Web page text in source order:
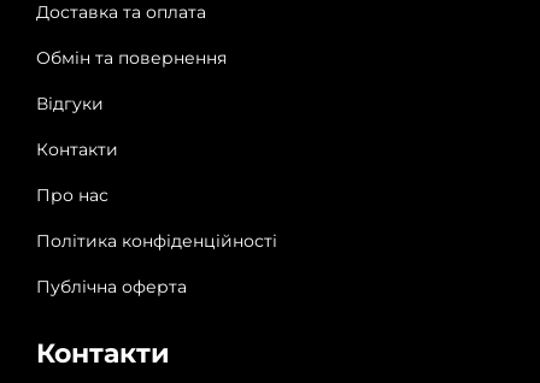
Доставка та оплата
Обмін та повернення
Відгуки
Контакти
Про нас
Політика конфіденційності
Публічна оферта
Контакти